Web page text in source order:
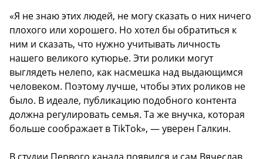
«Я не знаю этих людей, не могу сказать о них ничего
плохого или хорошего. Но хотел бы обратиться к
ним и сказать, что нужно учитывать личность
нашего великого кутюрье. Эти ролики могут
выглядеть нелепо, как насмешка над выдающимся
человеком. Поэтому лучше, чтобы этих роликов не
было. В идеале, публикацию подобного контента
должна регулировать семья. Та же внучка, которая
больше соображает в TikTok», — уверен Галкин.